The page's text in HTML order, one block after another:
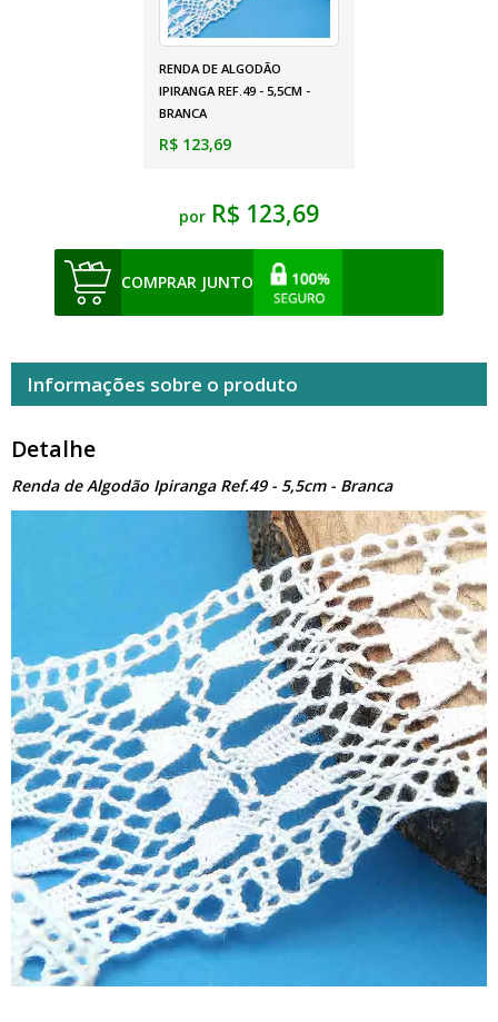
RENDA DE ALGODÃO
IPIRANGA REF.49 - 5,5CM -
BRANCA
R$ 123,69
por R$ 123,69
COMPRAR JUNTO
Informações sobre o produto
Detalhe
Renda de Algodão Ipiranga Ref.49 - 5,5cm - Branca